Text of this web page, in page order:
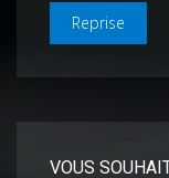
Reprise
VOUS